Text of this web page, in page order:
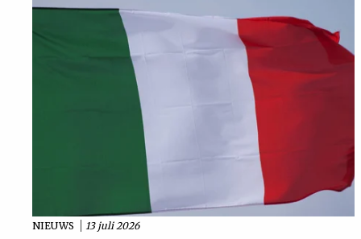
NIEUWS 13 juli 2026